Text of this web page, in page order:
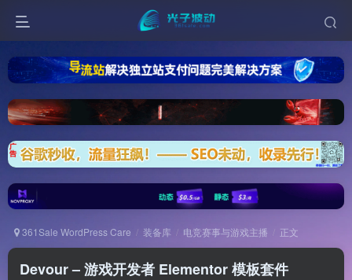
361Sale WordPress Care 装备库 电竞赛事与游戏主播 正文
Devour – 游戏开发者 Elementor 模板套件